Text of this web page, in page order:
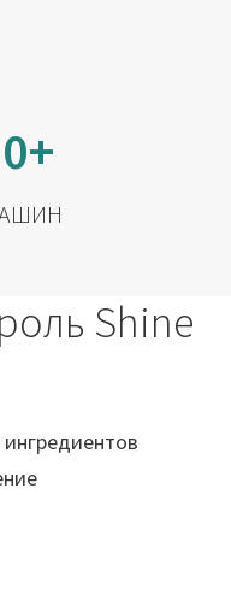
Shine